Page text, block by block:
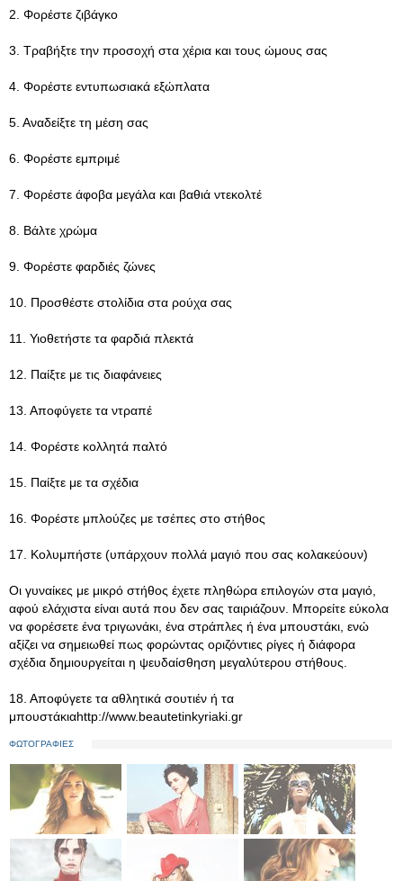
2. Φορέστε ζιβάγκο
3. Τραβήξτε την προσοχή στα χέρια και τους ώμους σας
4. Φορέστε εντυπωσιακά εξώπλατα
5. Αναδείξτε τη μέση σας
6. Φορέστε εμπριμέ
7. Φορέστε άφοβα μεγάλα και βαθιά ντεκολτέ
8. Βάλτε χρώμα
9. Φορέστε φαρδιές ζώνες
10. Προσθέστε στολίδια στα ρούχα σας
11. Υιοθετήστε τα φαρδιά πλεκτά
12. Παίξτε με τις διαφάνειες
13. Αποφύγετε τα ντραπέ
14. Φορέστε κολλητά παλτό
15. Παίξτε με τα σχέδια
16. Φορέστε μπλούζες με τσέπες στο στήθος
17. Κολυμπήστε (υπάρχουν πολλά μαγιό που σας κολακεύουν)
Οι γυναίκες με μικρό στήθος έχετε πληθώρα επιλογών στα μαγιό,
αφού ελάχιστα είναι αυτά που δεν σας ταιριάζουν. Μπορείτε εύκολα
να φορέσετε ένα τριγωνάκι, ένα στράπλες ή ένα μπουστάκι, ενώ
αξίζει να σημειωθεί πως φορώντας οριζόντιες ρίγες ή διάφορα
σχέδια δημιουργείται η ψευδαίσθηση μεγαλύτερου στήθους.
18. Αποφύγετε τα αθλητικά σουτιέν ή τα
μπουστάκιαhttp://www.beautetinkyriaki.gr
ΦΩΤΟΓΡΑΦΙΕΣ